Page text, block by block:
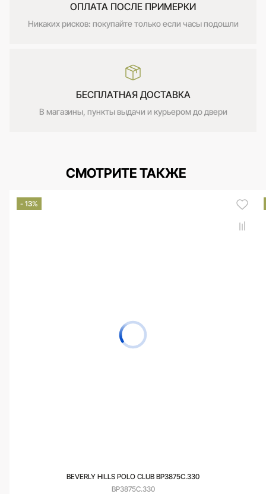
ОПЛАТА ПОСЛЕ ПРИМЕРКИ
Никаких рисков: покупайте только если часы подошли
БЕСПЛАТНАЯ ДОСТАВКА
В магазины, пункты выдачи и курьером до двери
СМОТРИТЕ ТАКЖЕ
- 13%
BEVERLY HILLS POLO CLUB BP3875C.330
BP3875C.330